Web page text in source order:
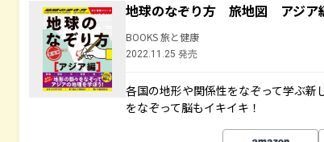
地球のなぞり方 旅地図 アジア
BOOKS 旅と健康
2022.11.25 発売
各国の地形や関係性をなぞって学ぶ
をなぞって脳もイキイキ！